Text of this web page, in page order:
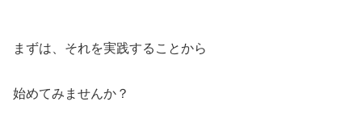
まずは、それを実践することから
始めてみませんか？